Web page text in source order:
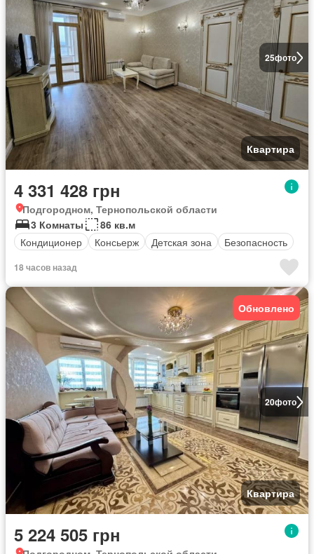
25фото
Квартира
4 331 428 грн
Подгородном, Тернопольской области
3 Комнаты
86 кв.м
Кондиционер
Консьерж Детская зона Безопасность
18 часов назад
20фото
Обновлено
Квартира
5 224 505 грн